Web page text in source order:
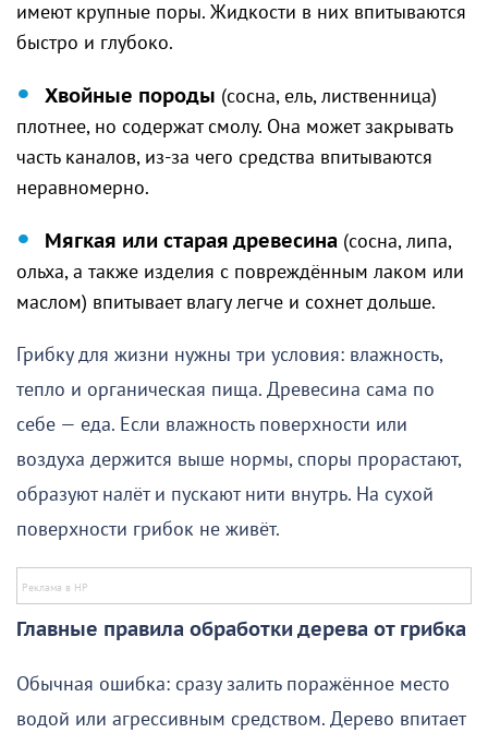
имеют крупные поры. Жидкости в них впитываются
быстро и глубоко.
Хвойные породы (сосна, ель, лиственница)
плотнее, но содержат смолу. Она может закрывать
часть каналов, из-за чего средства впитываются
неравномерно.
Мягкая или старая древесина (сосна, липа,
ольха, а также изделия с повреждённым лаком или
маслом) впитывает влагу легче и сохнет дольше.
Грибку для жизни нужны три условия: влажность,
тепло и органическая пища. Древесина сама по
себе — еда. Если влажность поверхности или
воздуха держится выше нормы, споры прорастают,
образуют налёт и пускают нити внутрь. На сухой
поверхности грибок не живёт.
Главные правила обработки дерева от грибка
Обычная ошибка: сразу залить поражённое место
водой или агрессивным средством. Дерево впитает